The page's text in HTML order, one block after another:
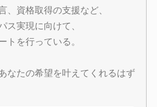
、資格取得の支援など、
ス実現に向けて、
トを行っている。
なたの希望を叶えてくれるはず